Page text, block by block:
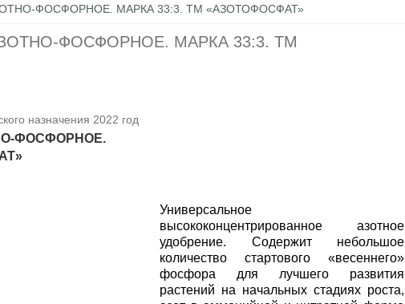
ФОСФОРНОЕ. МАРКА 33:3. ТМ «АЗОТОФОСФАТ»
ФОСФОРНОЕ. МАРКА 33:3. ТМ
назначения 2022 год
ФОСФОРНОЕ.
Универсальное
высококонцентрированное азотное
удобрение. Содержит небольшое
количество стартового «весеннего»
фосфора для лучшего развития
растений на начальных стадиях роста,